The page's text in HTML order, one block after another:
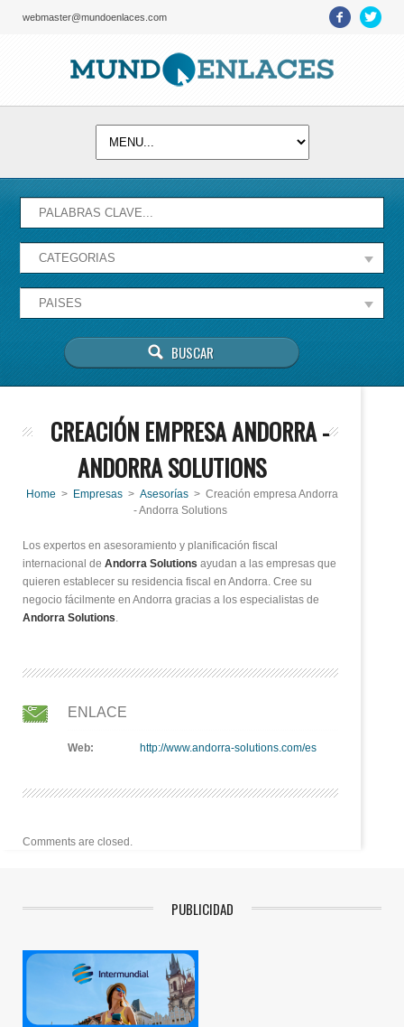
webmaster@mundoenlaces.com
CREACIÓN EMPRESA ANDORRA -
ANDORRA SOLUTIONS
Home > Empresas> Asesorías > Creación empresa Andorra
- Andorra Solutions
Los expertos en asesoramiento y planificación fiscal
internacional de Andorra Solutions ayudan a las empresas que
quieren establecer su residencia fiscal en Andorra. Cree su
negocio fácilmente en Andorra gracias a los especialistas de
Andorra Solutions.
ENLACE
Web: http://www.andorra-solutions.com/es
Comments are closed.
PUBLICIDAD